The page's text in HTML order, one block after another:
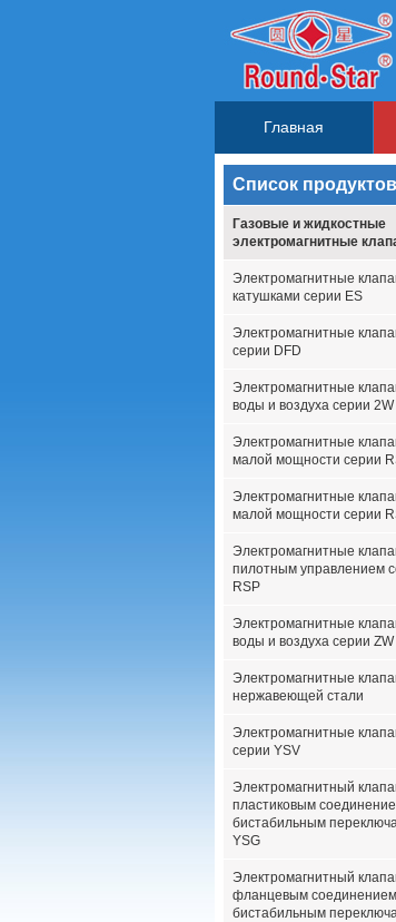
Главная
Список продуктов
Газовые и жидкостные
электромагнитные
Электромагнитные
катушками серии ES
Электромагнитные
серии DFD
Электромагнитные
воды и воздуха серии 2W
Электромагнитные
малой мощности серии
Электромагнитные
малой мощности серии
Электромагнитные
пилотным управлением
RSP
Электромагнитные
воды и воздуха серии ZW
Электромагнитные
нержавеющей стали
Электромагнитные
серии YSV
Электромагнитный
пластиковым
бистабильным
YSG
Электромагнитный
фланцевым
бистабильным